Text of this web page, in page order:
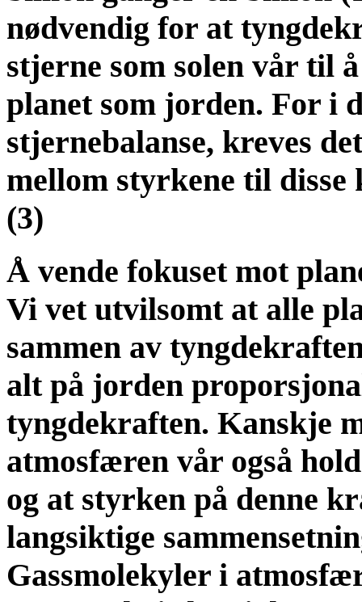
nødvendig for at
stjerne som solen vår til
planet som jorden. For i
stjernebalanse, kreves
mellom styrkene til
(3)
Å vende fokuset mot
Vi vet utvilsomt at alle
sammen av
alt på jorden
tyngdekraften. Kanskje
atmosfæren vår også
og at styrken på denne
langsiktige
Gassmolekyler i